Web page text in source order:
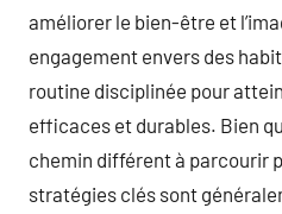
améliorer le bien-être et
engagement envers des
routine disciplinée pour
efficaces et durables. Bien
chemin différent à parcourir
stratégies clés sont